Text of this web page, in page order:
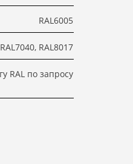
RAL6005
RAL8017
RAL по запросу